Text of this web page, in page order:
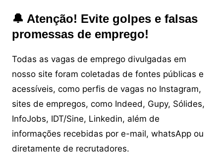
🔔 Atenção! Evite golpes e falsas
promessas de emprego!
Todas as vagas de emprego divulgadas em
nosso site foram coletadas de fontes públicas e
acessíveis, como perfis de vagas no Instagram,
sites de empregos, como Indeed, Gupy, Sólides,
InfoJobs, IDT/Sine, Linkedin, além de
informações recebidas por e-mail, whatsApp ou
diretamente de recrutadores.